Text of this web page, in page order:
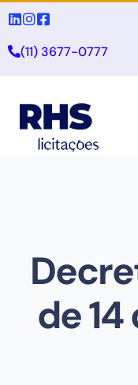
(11) 3677-0777
de